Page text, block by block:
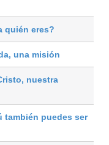
quién eres?
una misión
nuestra
también puedes ser